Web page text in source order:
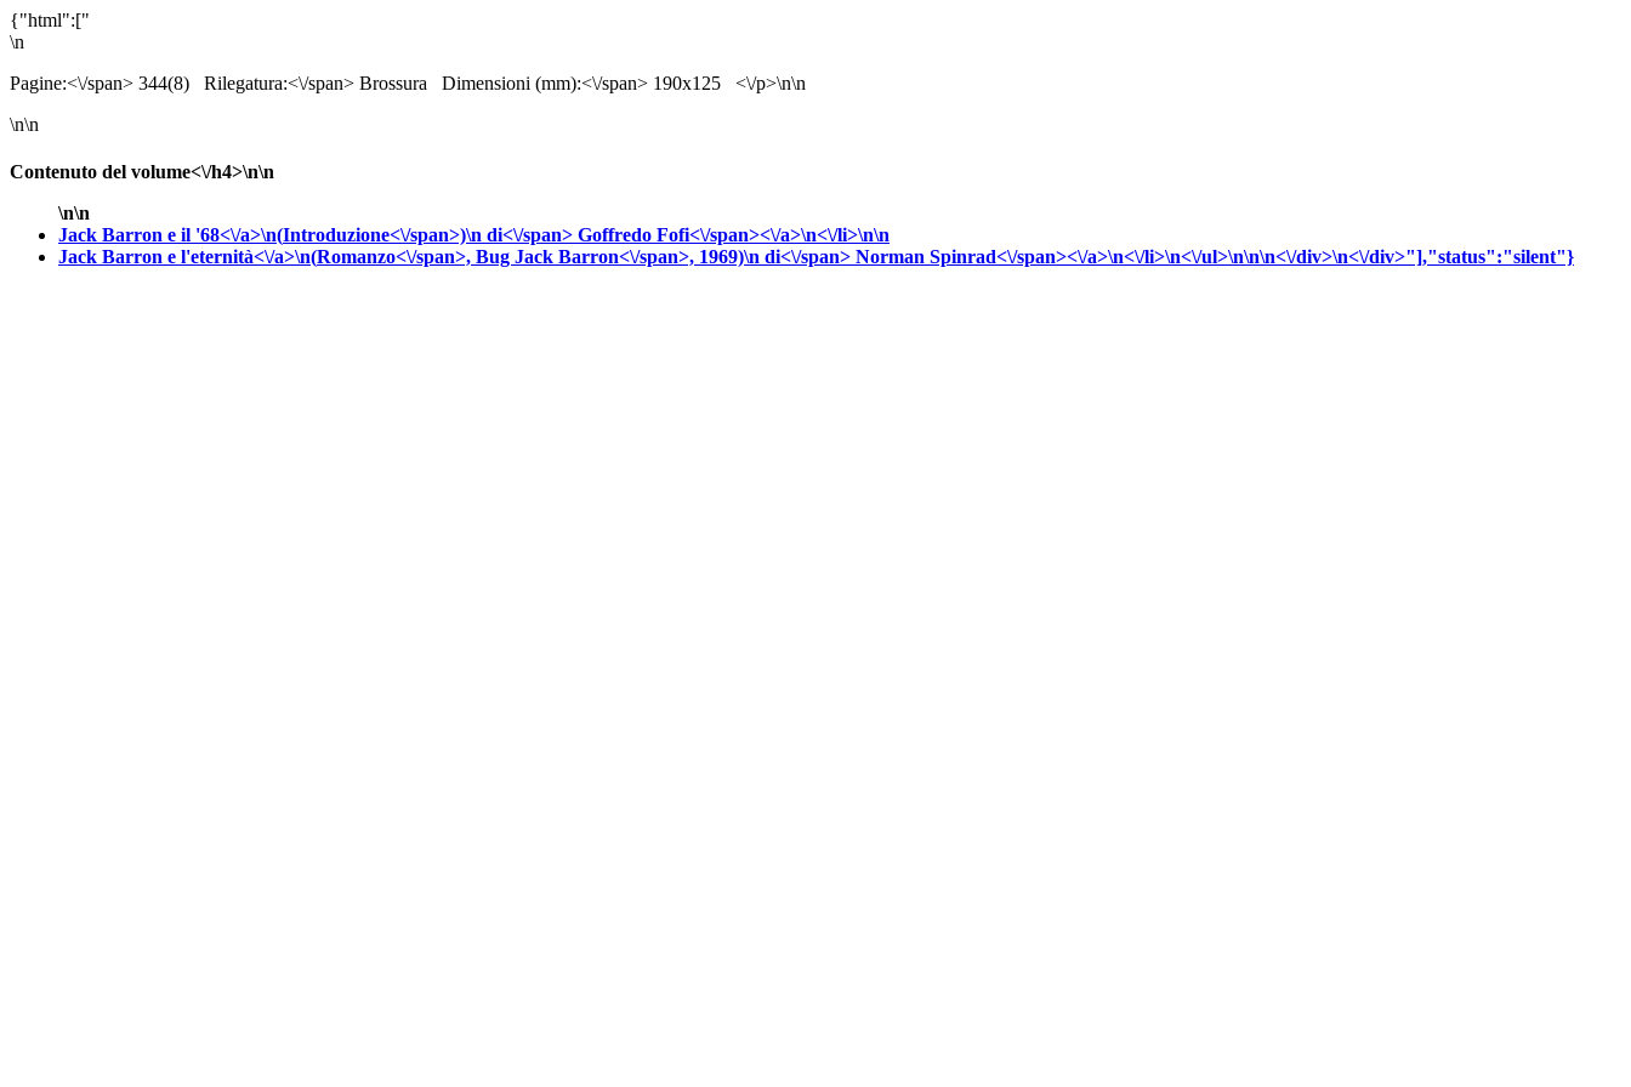
{"html":["
\n
Pagine:<\/span> 344(8) Rilegatura:<\/span> Brossura Dimensioni (mm):<\/span> 190x125 <\/p>\n\n
\n\n
Contenuto del volume<\/h4>\n\n
\n\n
Jack Barron e il '68<\/a>\n(Introduzione<\/span>)\n di<\/span> Goffredo Fofi<\/span><\/a>\n<\/li>\n\n
Jack Barron e l'eternità<\/a>\n(Romanzo<\/span>, Bug Jack Barron<\/span>, 1969)\n di<\/span> Norman Spinrad<\/span><\/a>\n<\/li>\n<\/ul>\n\n\n<\/div>\n<\/div>"],"status":"silent"}